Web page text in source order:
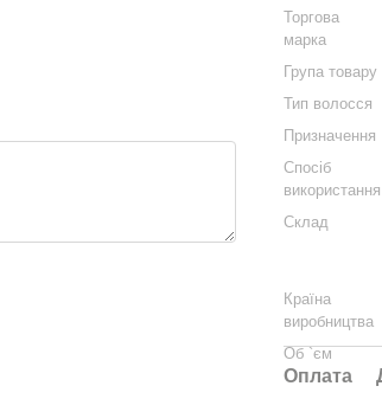
Торгова
марка
Група товару
Тип волосся
Призначення
Спосіб
використання
Склад
Країна
виробництва
Об `єм
Оплата